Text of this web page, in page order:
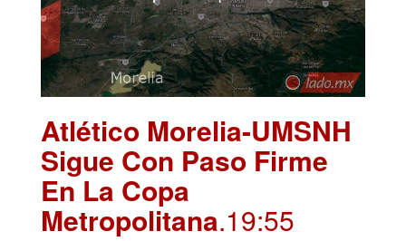
Atlético Morelia-UMSNH
Sigue Con Paso Firme
En La Copa
Metropolitana.19:55